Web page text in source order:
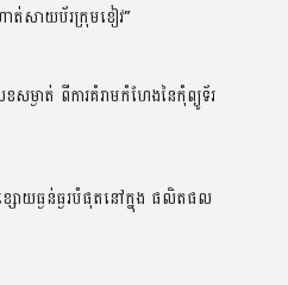
ត់សាយប័រក្រុមខៀវ”
សម្ងាត់ ពីការគំរាមកំហែងនៃកុំព្យូទ័រ
យធ្ងន់ធ្ងរបំផុតនៅក្នុង ផលិតផល